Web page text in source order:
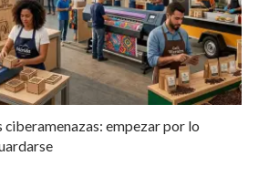
ciberamenazas: empezar por lo